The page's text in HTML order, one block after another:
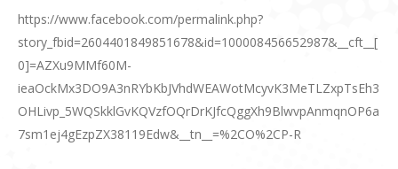
https://www.facebook.com/permalink.php?
story_fbid=2604401849851678&id=100008456652987&__cft__[
0]=AZXu9MMf60M-
ieaOckMx3DO9A3nRYbKbJVhdWEAWotMcyvK3MeTLZxpTsEh3
OHLivp_5WQSkklGvKQVzfOQrDrKJfcQggXh9BlwvpAnmqnOP6a
7sm1ej4gEzpZX38119Edw&__tn__=%2CO%2CP-R